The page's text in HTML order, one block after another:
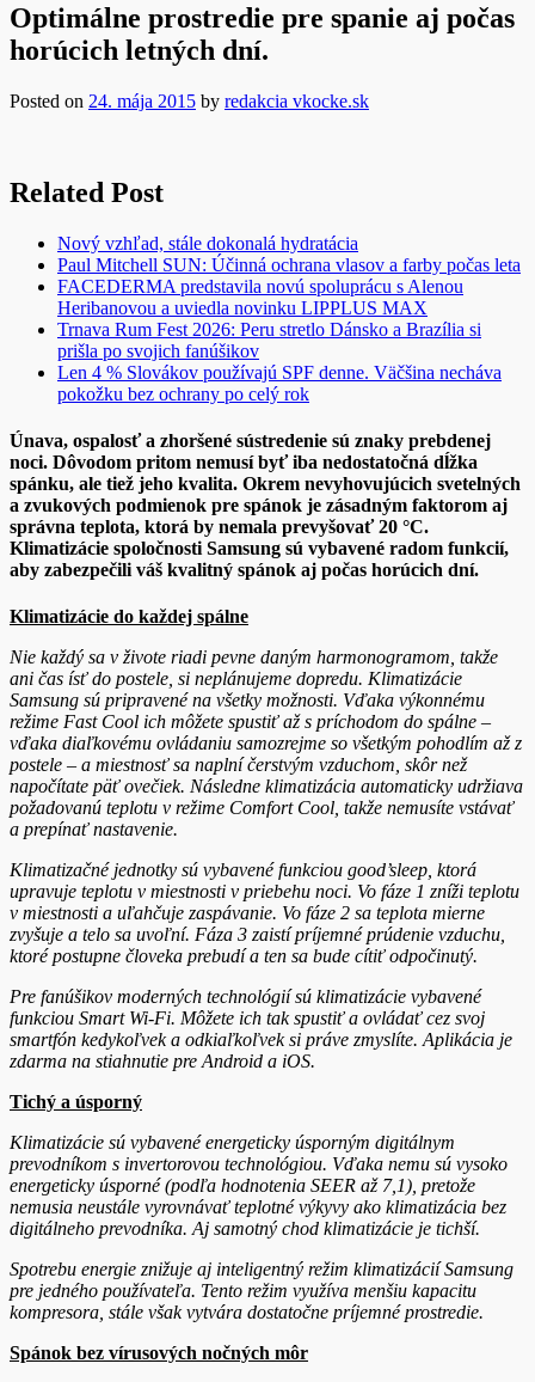
Optimálne prostredie pre spanie aj počas
horúcich letných dní.
Posted on 24. mája 2015 by redakcia vkocke.sk
Related Post
Nový vzhľad, stále dokonalá hydratácia
Paul Mitchell SUN: Účinná ochrana vlasov a farby počas leta
FACEDERMA predstavila novú spoluprácu s Alenou
Heribanovou a uviedla novinku LIPPLUS MAX
Trnava Rum Fest 2026: Peru stretlo Dánsko a Brazília si
prišla po svojich fanúšikov
Len 4 % Slovákov používajú SPF denne. Väčšina necháva
pokožku bez ochrany po celý rok
Únava, ospalosť a zhoršené sústredenie sú znaky prebdenej
noci. Dôvodom pritom nemusí byť iba nedostatočná dĺžka
spánku, ale tiež jeho kvalita. Okrem nevyhovujúcich svetelných
a zvukových podmienok pre spánok je zásadným faktorom aj
správna teplota, ktorá by nemala prevyšovať 20 °C.
Klimatizácie spoločnosti Samsung sú vybavené radom funkcií,
aby zabezpečili váš kvalitný spánok aj počas horúcich dní.
Klimatizácie do každej spálne
Nie každý sa v živote riadi pevne daným harmonogramom, takže
ani čas ísť do postele, si neplánujeme dopredu. Klimatizácie
Samsung sú pripravené na všetky možnosti. Vďaka výkonnému
režime Fast Cool ich môžete spustiť až s príchodom do spálne –
vďaka diaľkovému ovládaniu samozrejme so všetkým pohodlím až z
postele – a miestnosť sa naplní čerstvým vzduchom, skôr než
napočítate päť ovečiek. Následne klimatizácia automaticky udržiava
požadovanú teplotu v režime Comfort Cool, takže nemusíte vstávať
a prepínať nastavenie.
Klimatizačné jednotky sú vybavené funkciou good’sleep, ktorá
upravuje teplotu v miestnosti v priebehu noci. Vo fáze 1 zníži teplotu
v miestnosti a uľahčuje zaspávanie. Vo fáze 2 sa teplota mierne
zvyšuje a telo sa uvoľní. Fáza 3 zaistí príjemné prúdenie vzduchu,
ktoré postupne človeka prebudí a ten sa bude cítiť odpočinutý.
Pre fanúšikov moderných technológií sú klimatizácie vybavené
funkciou Smart Wi-Fi. Môžete ich tak spustiť a ovládať cez svoj
smartfón kedykoľvek a odkiaľkoľvek si práve zmyslíte. Aplikácia je
zdarma na stiahnutie pre Android a iOS.
Tichý a úsporný
Klimatizácie sú vybavené energeticky úsporným digitálnym
prevodníkom s invertorovou technológiou. Vďaka nemu sú vysoko
energeticky úsporné (podľa hodnotenia SEER až 7,1), pretože
nemusia neustále vyrovnávať teplotné výkyvy ako klimatizácia bez
digitálneho prevodníka. Aj samotný chod klimatizácie je tichší.
Spotrebu energie znižuje aj inteligentný režim klimatizácií Samsung
pre jedného používateľa. Tento režim využíva menšiu kapacitu
kompresora, stále však vytvára dostatočne príjemné prostredie.
Spánok bez vírusových nočných môr